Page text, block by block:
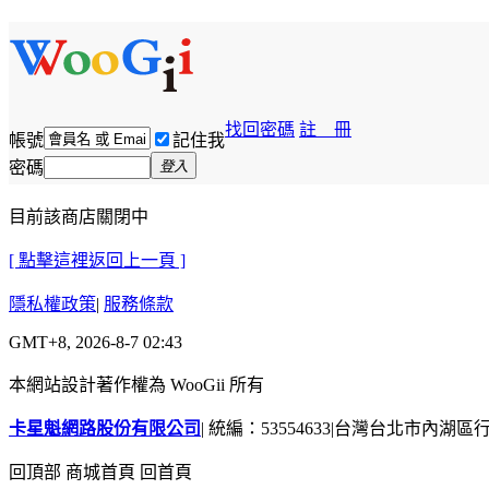
帳號 記住我
找回密碼 註 冊
密碼 登入
目前該商店關閉中
[ 點擊這裡返回上一頁 ]
隱私權政策| 服務條款
GMT+8, 2026-8-7 02:43
本網站設計著作權為 WooGii 所有
卡星魁網路股份有限公司 | 統編：53554633|台灣台北市內湖區
回頂部 商城首頁 回首頁